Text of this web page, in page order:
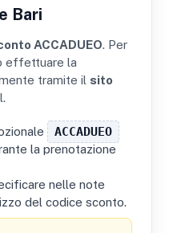
Bari
ACCADUEO. Per
effettuare la
tramite il sito
ACCADUEO
la prenotazione
nelle note
del codice sconto.